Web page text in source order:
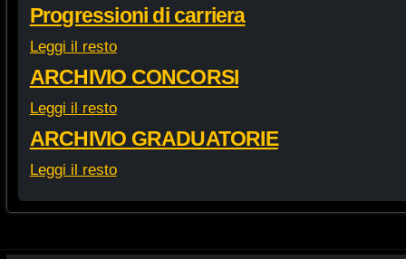
Progressioni di carriera
Leggi il resto
ARCHIVIO CONCORSI
Leggi il resto
ARCHIVIO GRADUATORIE
Leggi il resto